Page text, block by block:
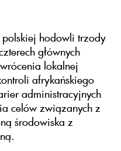
polskiej hodowli trzody
głównych
lokalnej
afrykańskiego
administracyjnych
celów związanych z
środowiska z